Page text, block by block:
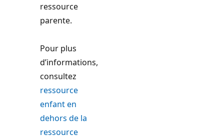
ressource
parente.
Pour plus
d’informations,
consultez
ressource
enfant en
dehors de la
ressource